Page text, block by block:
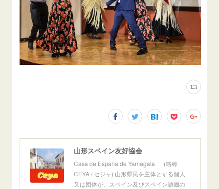
山形スペイン友好協会
Casa de España de Yamagata (略称
CEYA / セジャ) 山形県民を主体とする個人
又は団体が、スペイン及びスペイン語圏の